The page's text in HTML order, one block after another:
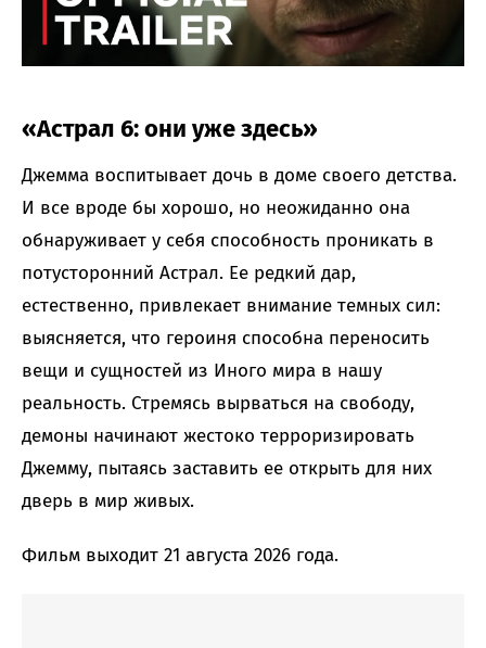
«Астрал 6: они уже здесь»
Джемма воспитывает дочь в доме своего детства.
И все вроде бы хорошо, но неожиданно она
обнаруживает у себя способность проникать в
потусторонний Астрал. Ее редкий дар,
естественно, привлекает внимание темных сил:
выясняется, что героиня способна переносить
вещи и сущностей из Иного мира в нашу
реальность. Стремясь вырваться на свободу,
демоны начинают жестоко терроризировать
Джемму, пытаясь заставить ее открыть для них
дверь в мир живых.
Фильм выходит 21 августа 2026 года.